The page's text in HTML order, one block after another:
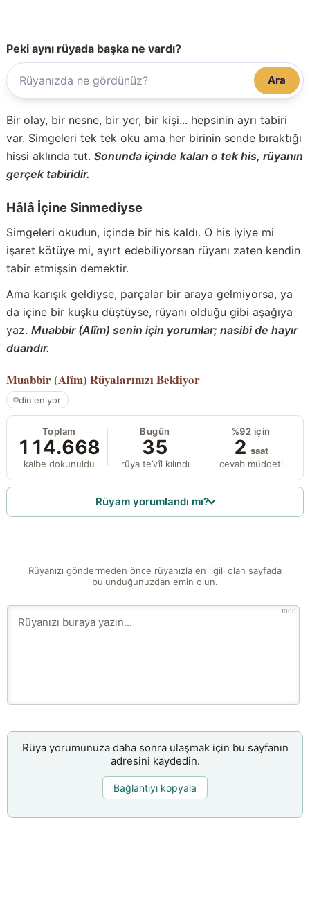
Peki aynı rüyada başka ne vardı?
Ara
Bir olay, bir nesne, bir yer, bir kişi... hepsinin ayrı tabiri
var. Simgeleri tek tek oku ama her birinin sende bıraktığı
hissi aklında tut. Sonunda içinde kalan o tek his, rüyanın
gerçek tabiridir.
Hâlâ İçine Sinmediyse
Simgeleri okudun, içinde bir his kaldı. O his iyiye mi
işaret kötüye mi, ayırt edebiliyorsan rüyanı zaten kendin
tabir etmişsin demektir.
Ama karışık geldiyse, parçalar bir araya gelmiyorsa, ya
da içine bir kuşku düştüyse, rüyanı olduğu gibi aşağıya
yaz. Muabbir (Alîm) senin için yorumlar; nasibi de hayır
duandır.
Muabbir (Alîm) Rüyalarınızı Bekliyor
dinleniyor
Toplam
114.668
kalbe dokunuldu
Bugün
35
rüya te’vîl kılındı
%92 için
2 saat
cevab müddeti
Rüyam yorumlandı mı?
Rüyanızı göndermeden önce rüyanızla en ilgili olan sayfada
bulunduğunuzdan emin olun.
1000
Rüya yorumunuza daha sonra ulaşmak için bu sayfanın
adresini kaydedin.
Bağlantıyı kopyala